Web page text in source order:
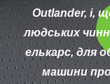
скло.
швидкість.
відео.